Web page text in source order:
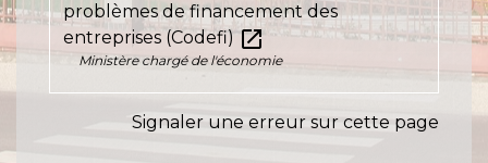
problèmes de financement des
entreprises (Codefi)open_in_new
Ministère chargé de l'économie
Signaler une erreur sur cette page